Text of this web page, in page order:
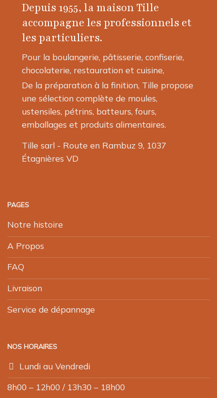
choisies
page
du
produit
Depuis 1955, la maison Tille
accompagne les professionnels et
les particuliers.
Pour la boulangerie, pâtisserie, confiserie,
chocolaterie, restauration et cuisine,
De la préparation à la finition, Tille propose
une sélection complète de moules,
ustensiles, pétrins, batteurs, fours,
emballages et produits alimentaires.
Tille sarl - Route en Rambuz 9, 1037
Étagnières VD
PAGES
Notre histoire
A Propos
FAQ
Livraison
Service de dépannage
NOS HORAIRES
Lundi au Vendredi
8h00 – 12h00 / 13h30 – 18h00